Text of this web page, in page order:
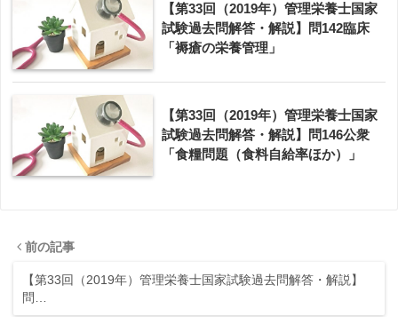
【第33回（2019年）管理栄養士国家
試験過去問解答・解説】問142臨床
「褥瘡の栄養管理」
【第33回（2019年）管理栄養士国家
試験過去問解答・解説】問146公衆
「食糧問題（食料自給率ほか）」
前の記事
【第33回（2019年）管理栄養士国家試験過去問解答・解説】
問…